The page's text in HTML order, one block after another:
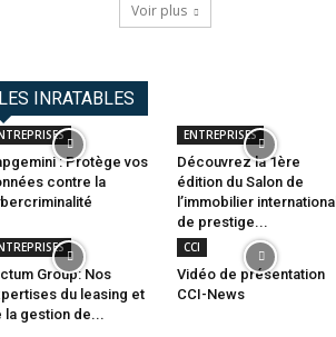
Voir plus
INRATABLES
: Protège vos
contre la
ENTREPRISES
Découvrez la 1ère
édition du Salon de
l’immobilier international
de prestige...
Group: Nos
du leasing et
la gestion de...
CCI
Vidéo de présentation
CCI-News